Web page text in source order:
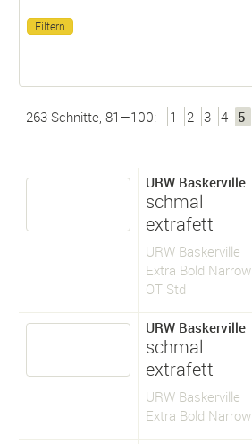
263 Schnitte, 81—100: 1 2 3 4 5
URW Baskerville
schmal
extrafett
URW Baskerville
Extra Bold Narrow
OT Std
URW Baskerville
schmal
extrafett
URW Baskerville
Extra Bold Narrow